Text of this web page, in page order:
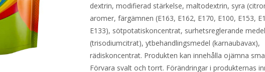
dextrin, modifierad stärkelse, maltodextrin, syra
aromer, färgämnen (E163, E162, E170, E100, E153,
E133), sötpotatiskoncentrat, surhetsreglerande medel
(trisodiumcitrat), ytbehandlingsmedel (karnaubavax),
rädiskoncentrat. Produkten kan innehålla ojämna
Förvara svalt och torrt. Förändringar i produkternas